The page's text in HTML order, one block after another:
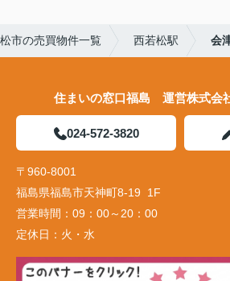
市の売買物件一覧 西若松駅 会
住まいの窓口福島 運営株式会
024-572-3820
〒960-8001
福島県福島市天神町8-19 1F
営業時間： 09：00～20：00
定休日： 火・水